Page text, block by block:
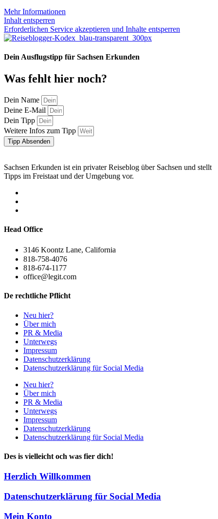
Mehr Informationen
Inhalt entsperren
Erforderlichen Service akzeptieren und Inhalte entsperren
Dein Ausflugstipp für Sachsen Erkunden
Was fehlt hier noch?
Dein Name
Deine E-Mail
Dein Tipp
Weitere Infos zum Tipp
Tipp Absenden
Sachsen Erkunden ist ein privater Reiseblog über Sachsen und stellt
Tipps im Freistaat und der Umgebung vor.
Head Office
3146 Koontz Lane, California
818-758-4076
818-674-1177
office@legit.com
De rechtliche Pflicht
Neu hier?
Über mich
PR & Media
Unterwegs
Impressum
Datenschutzerklärung
Datenschutzerklärung für Social Media
Neu hier?
Über mich
PR & Media
Unterwegs
Impressum
Datenschutzerklärung
Datenschutzerklärung für Social Media
Des is vielleicht och was fier dich!
Herzlich Willkommen
Datenschutzerklärung für Social Media
Mein Konto